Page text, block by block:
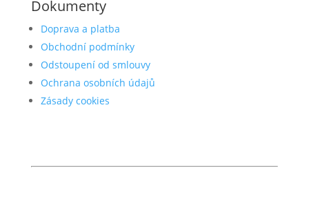
Dokumenty
Doprava a platba
Obchodní podmínky
Odstoupení od smlouvy
Ochrana osobních údajů
Zásady cookies